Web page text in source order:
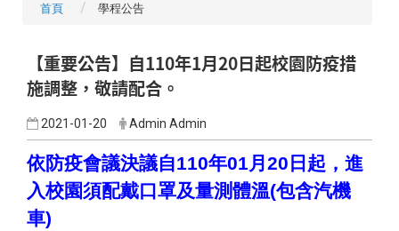
首頁 學程公告
【重要公告】自110年1月20日起校園防疫措
施調整，敬請配合。
2021-01-20 Admin Admin
依防疫會議決議自110年01月20日起，進
入校園須配戴口罩及量測體溫(包含汽機
車)